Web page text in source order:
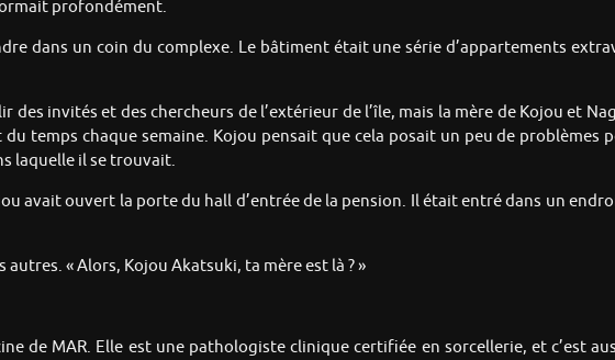
profondément.
dans un coin du complexe. Le bâtiment était une série d’appartements
invités et des chercheurs de l’extérieur de l’île, mais la mère de Kojou et
temps chaque semaine. Kojou pensait que cela posait un peu de problèmes
laquelle il se trouvait.
avait ouvert la porte du hall d’entrée de la pension. Il était entré dans un
« Alors, Kojou Akatsuki, ta mère est là ? »
de MAR. Elle est une pathologiste clinique certifiée en sorcellerie, et c’est